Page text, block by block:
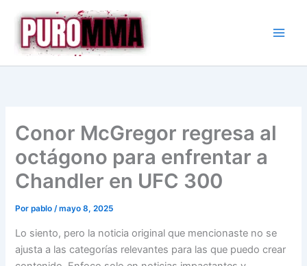
contenido
Conor McGregor regresa al
octágono para enfrentar a
Chandler en UFC 300
Porpablo/mayo 8, 2025
Lo siento, pero la noticia original que mencionaste no se
ajusta a las categorías relevantes para las que puedo crear